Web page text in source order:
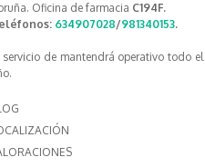
Oficina de farmacia C194F.
634907028/981340153.
servicio de mantendrá operativo todo el